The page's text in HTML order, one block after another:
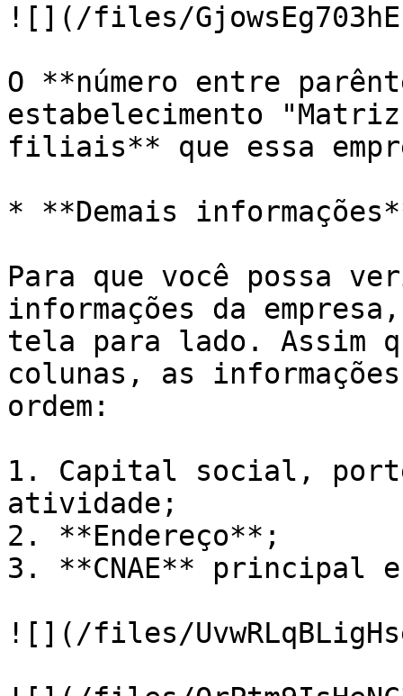
![](/files/
O **número entre
estabelecimento
filiais** que essa
* **Demais
Para que você possa
informações da
tela para lado. Assim
colunas, as
ordem:
1. Capital social,
atividade;
2. **Endereço**;
3. **CNAE** principal
![](/files/